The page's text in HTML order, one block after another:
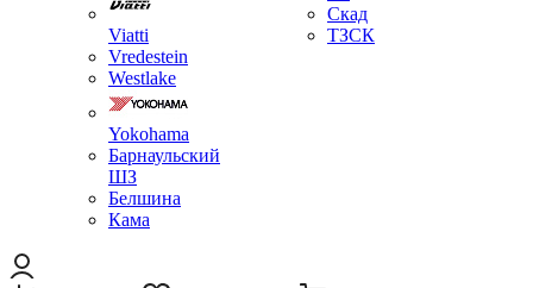
Viatti
Vredestein
Westlake
Yokohama
Барнаульский
ШЗ
Белшина
Кама
Скад
ТЗСК